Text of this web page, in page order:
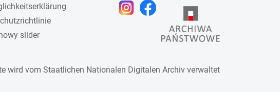
slider
wird vom Staatlichen Nationalen Digitalen Archiv verwaltet